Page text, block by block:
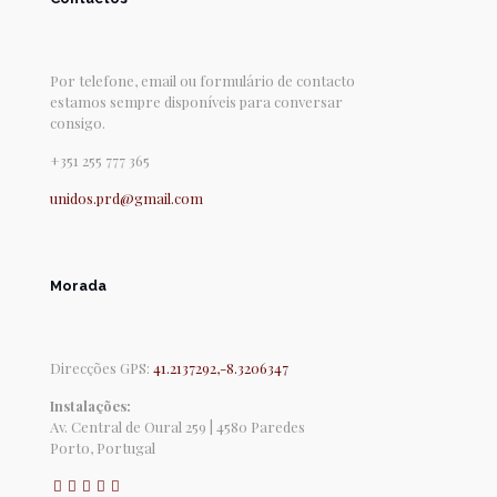
Por telefone, email ou formulário de contacto
estamos sempre disponíveis para conversar
consigo.
+351 255 777 365
unidos.prd@gmail.com
Morada
Direcções GPS: 41.2137292,-8.3206347
Instalações:
Av. Central de Oural 259 | 4580 Paredes
Porto, Portugal